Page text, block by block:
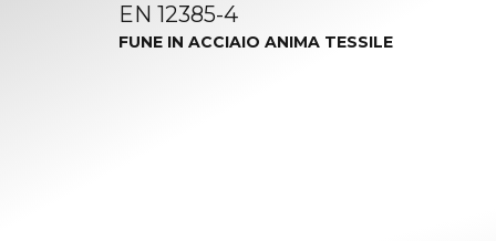
EN 12385-4
FUNE IN ACCIAIO ANIMA TESSILE